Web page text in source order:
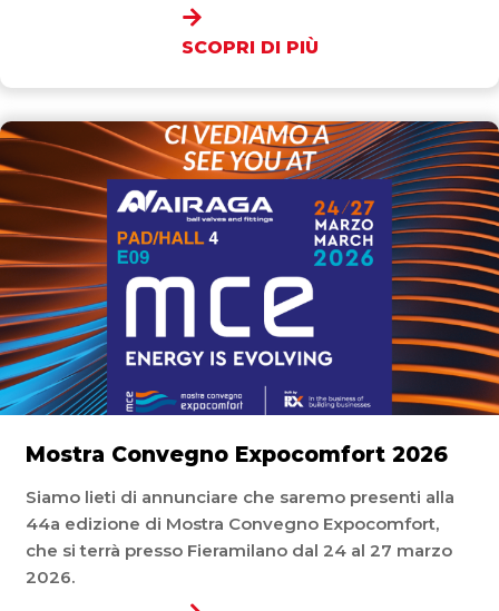
SCOPRI DI PIÙ
Mostra Convegno Expocomfort 2026
Siamo lieti di annunciare che saremo presenti alla
44a edizione di Mostra Convegno Expocomfort,
che si terrà presso Fieramilano dal 24 al 27 marzo
2026.